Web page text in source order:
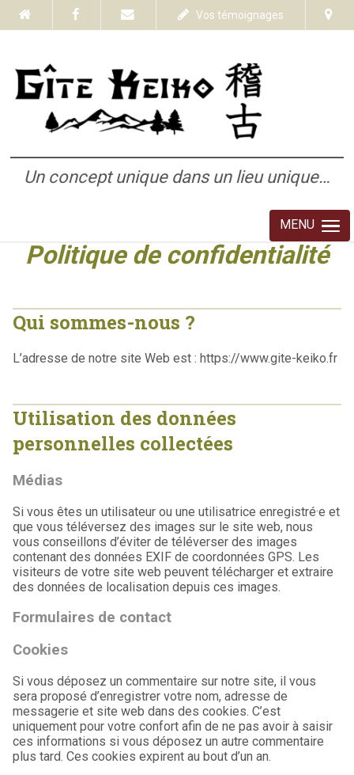
Vos témoignages
Un concept unique dans un lieu unique…
MENU
Politique de confidentialité
Qui sommes-nous ?
L’adresse de notre site Web est : https://www.gite-keiko.fr
Utilisation des données
personnelles collectées
Médias
Si vous êtes un utilisateur ou une utilisatrice enregistré·e et
que vous téléversez des images sur le site web, nous
vous conseillons d’éviter de téléverser des images
contenant des données EXIF de coordonnées GPS. Les
visiteurs de votre site web peuvent télécharger et extraire
des données de localisation depuis ces images.
Formulaires de contact
Cookies
Si vous déposez un commentaire sur notre site, il vous
sera proposé d’enregistrer votre nom, adresse de
messagerie et site web dans des cookies. C’est
uniquement pour votre confort afin de ne pas avoir à saisir
ces informations si vous déposez un autre commentaire
plus tard. Ces cookies expirent au bout d’un an.